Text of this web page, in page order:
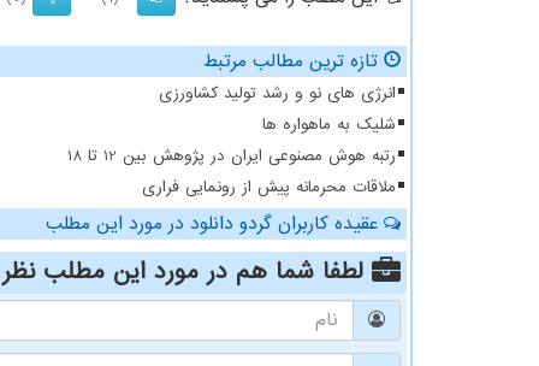
تازه ترین مطالب مرتبط
انرژی های نو و رشد تولید کشاورزی
شلیک به ماهواره ها
رتبه هوش مصنوعی ایران در پژوهش بین 12 تا 18
ملاقات محرمانه پیش از رونمایی فراری
عقیده کاربران گردو دانلود در مورد این مطلب
لطفا شما هم در مورد این مطلب